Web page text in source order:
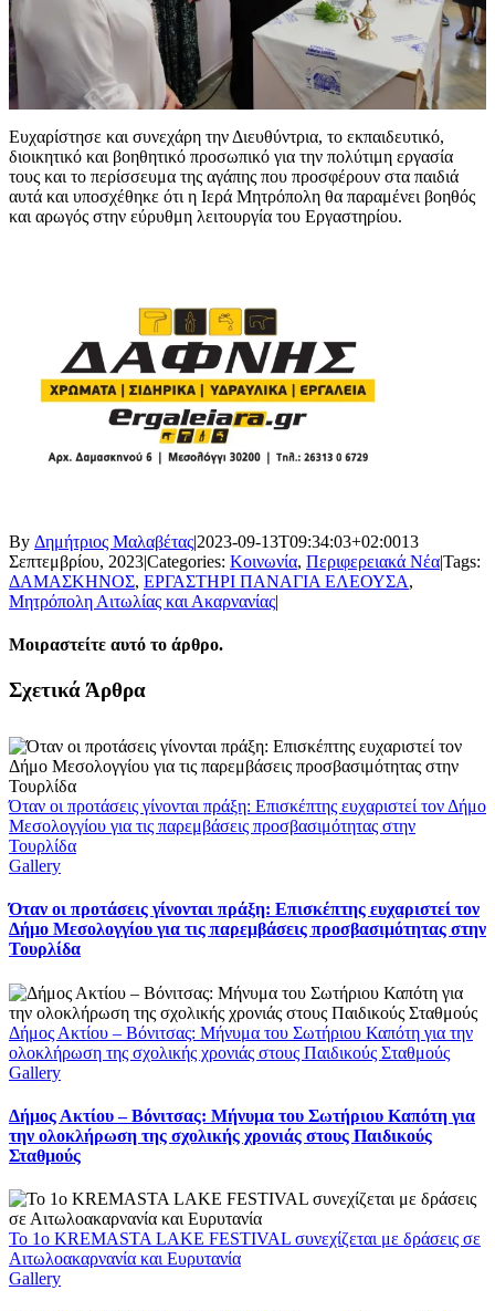
Ευχαρίστησε και συνεχάρη την Διευθύντρια, το εκπαιδευτικό,
διοικητικό και βοηθητικό προσωπικό για την πολύτιμη εργασία
τους και το περίσσευμα της αγάπης που προσφέρουν στα παιδιά
αυτά και υποσχέθηκε ότι η Ιερά Μητρόπολη θα παραμένει βοηθός
και αρωγός στην εύρυθμη λειτουργία του Εργαστηρίου.
By Δημήτριος Μαλαβέτας|2023-09-13T09:34:03+02:0013
Σεπτεμβρίου, 2023|Categories: Κοινωνία, Περιφερειακά Νέα|Tags:
ΔΑΜΑΣΚΗΝΟΣ, ΕΡΓΑΣΤΗΡΙ ΠΑΝΑΓΙΑ ΕΛΕΟΥΣΑ,
Μητρόπολη Αιτωλίας και Ακαρνανίας|
Μοιραστείτε αυτό το άρθρο.
Facebook
X
LinkedIn
WhatsApp
Email
Σχετικά Άρθρα
Όταν οι προτάσεις γίνονται πράξη: Επισκέπτης ευχαριστεί τον Δήμο
Μεσολογγίου για τις παρεμβάσεις προσβασιμότητας στην
Τουρλίδα
Gallery
Όταν οι προτάσεις γίνονται πράξη: Επισκέπτης ευχαριστεί τον
Δήμο Μεσολογγίου για τις παρεμβάσεις προσβασιμότητας στην
Τουρλίδα
Δήμος Ακτίου – Βόνιτσας: Μήνυμα του Σωτήριου Καπότη για την
ολοκλήρωση της σχολικής χρονιάς στους Παιδικούς Σταθμούς
Gallery
Δήμος Ακτίου – Βόνιτσας: Μήνυμα του Σωτήριου Καπότη για
την ολοκλήρωση της σχολικής χρονιάς στους Παιδικούς
Σταθμούς
Το 1ο KREMASTA LAKE FESTIVAL συνεχίζεται με δράσεις σε
Αιτωλοακαρνανία και Ευρυτανία
Gallery